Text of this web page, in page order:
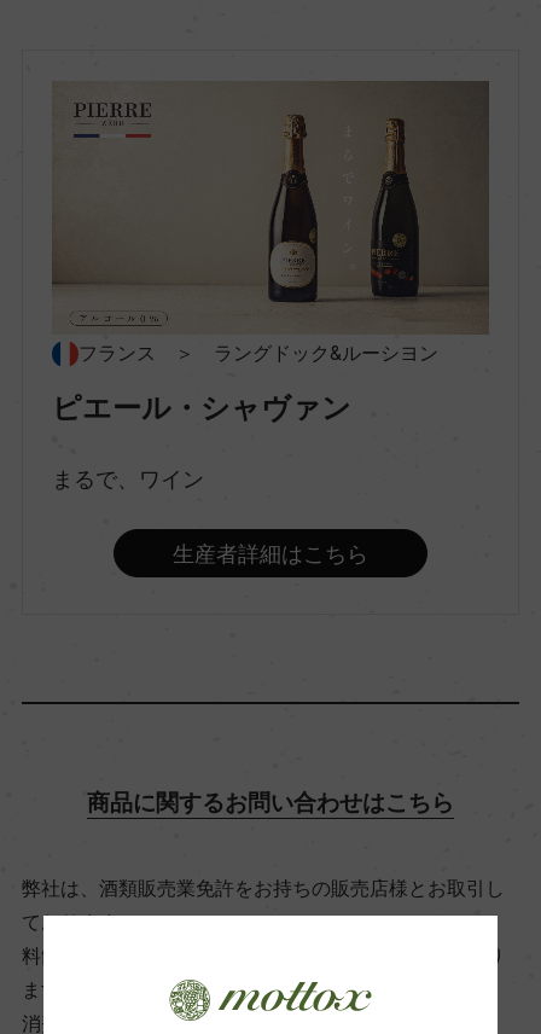
ワインテイスト飲料
ビオ情報
リュット・レゾネ
コンクール入賞歴
フランス ＞ ラングドック&ルーシヨン
ピエール・シャヴァン
まるで、ワイン
生産者詳細はこちら
商品に関するお問い合わせはこちら
弊社は、酒類販売業免許をお持ちの販売店様とお取引し
ております。
料飲店様には帳合酒販店様を通して商品を提供しており
ます。
消費者様には酒販店様の紹介をしております